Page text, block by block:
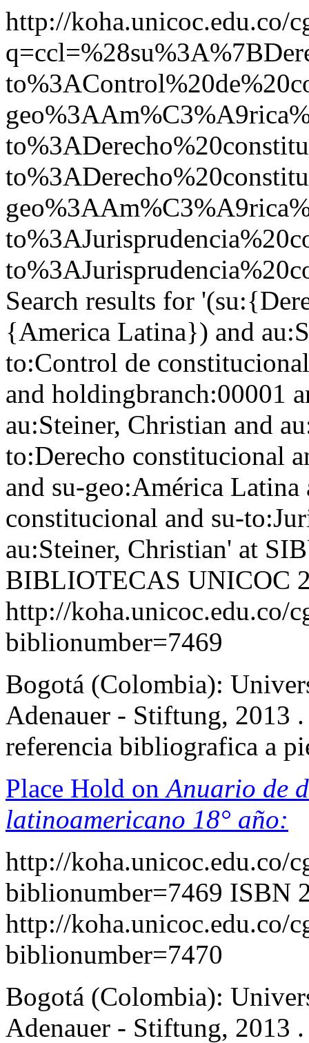
http://koha.unicoc.edu.co/
Search results for
{America Latina}) and
to:Control de
and holdingbranch:00001
au:Steiner, Christian and
to:Derecho constitucional
and su-geo:América
constitucional and su-
au:Steiner, Christian' at
BIBLIOTECAS UNICOC
http://koha.unicoc.edu.co/
biblionumber=7469
Bogotá (Colombia):
Adenauer - Stiftung, 2013
referencia bibliografica a
Place Hold onAnuario de
latinoamericano 18° año:
http://koha.unicoc.edu.co/
biblionumber=7469 ISBN
http://koha.unicoc.edu.co/
biblionumber=7470
Bogotá (Colombia):
Adenauer - Stiftung, 2013